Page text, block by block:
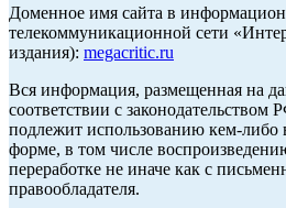
Доменное имя сайта в
телекоммуникационной сети
издания): megacritic.ru
Вся информация, размещенная на
соответствии с законодательством
подлежит использованию кем-либо
форме, в том числе
переработке не иначе как с
правообладателя.